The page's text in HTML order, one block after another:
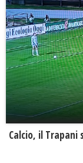
Calcio, il Trapani